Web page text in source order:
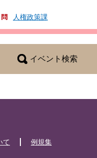
人権政策課
イベント検索
て 例規集